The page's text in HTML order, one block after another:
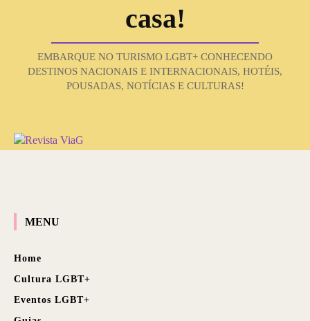
casa!
EMBARQUE NO TURISMO LGBT+ CONHECENDO
DESTINOS NACIONAIS E INTERNACIONAIS, HOTÉIS,
POUSADAS, NOTÍCIAS E CULTURAS!
MENU
Home
Cultura LGBT+
Eventos LGBT+